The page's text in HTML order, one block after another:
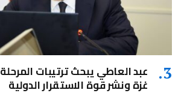
عبد العاطي يبحث ترتيبات
غزة ونشر قوة الاستقرار الدولية